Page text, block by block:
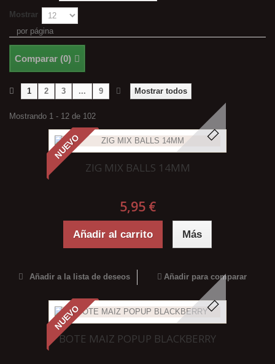
Mostrar
por página
Comparar (0)
Mostrar todos
1 2 3 ... 9
Mostrando 1 - 12 de 102
NUEVO
ZIG MIX BALLS 14MM
5,95 €
Añadir al carrito Más
Añadir a la lista de deseos Añadir para comparar
NUEVO
BOTE MAIZ POPUP BLACKBERRY